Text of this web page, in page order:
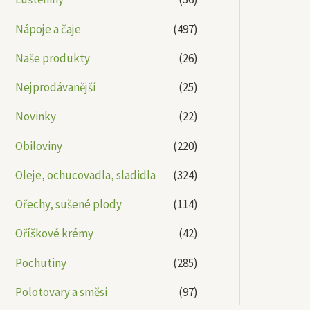
Nápoje a čaje
(497)
Naše produkty
(26)
Nejprodávanější
(25)
Novinky
(22)
Obiloviny
(220)
Oleje, ochucovadla, sladidla
(324)
Ořechy, sušené plody
(114)
Oříškové krémy
(42)
Pochutiny
(285)
Polotovary a směsi
(97)